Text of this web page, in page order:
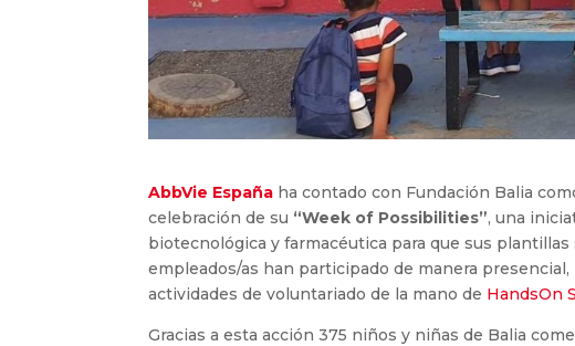
AbbVie España ha contado con Fundación Balia
celebración de su “Week of Possibilities”, una
biotecnológica y farmacéutica para que sus
empleados/as han participado de manera
actividades de voluntariado de la mano de HandsOn
Gracias a esta acción 375 niños y niñas de Balia